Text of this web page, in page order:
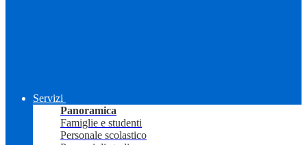
Servizi
Panoramica
Famiglie e studenti
Personale scolastico